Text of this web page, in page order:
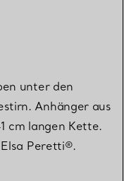
unter den
Anhänger aus
cm langen Kette.
Peretti®.